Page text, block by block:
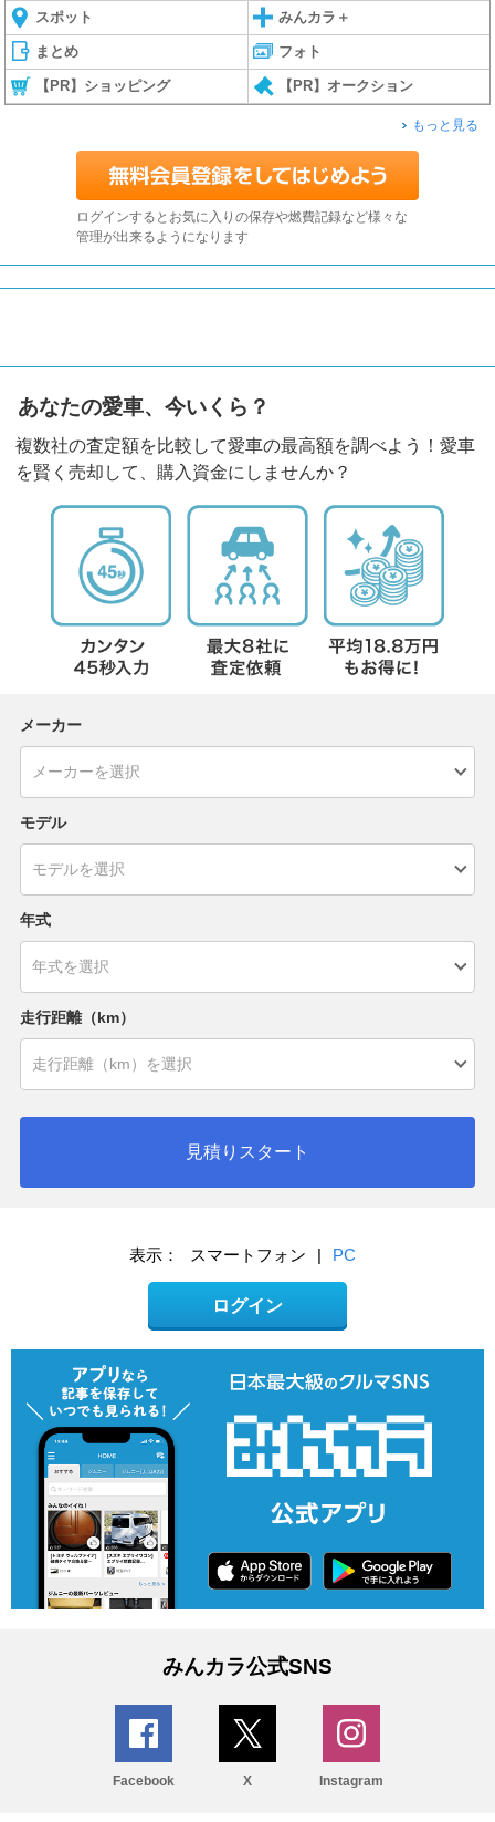
スポット みんカラ＋
まとめ フォト
【PR】ショッピング 【PR】オークション
もっと見る
ログインするとお気に入りの保存や燃費記録など様々な
管理が出来るようになります
あなたの愛車、今いくら？
複数社の査定額を比較して愛車の最高額を調べよう！愛車
を賢く売却して、購入資金にしませんか？
メーカー
モデル
年式
走行距離（km）
見積りスタート
表示： スマートフォン | PC
ログイン
みんカラ公式SNS
Facebook X Instagram